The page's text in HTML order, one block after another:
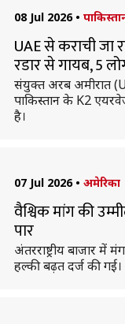
08 Jul 2026 •
UAE से कराची जा
रडार से गायब, 5
संयुक्त अरब अमीरात
पाकिस्तान के K2
है।
07 Jul 2026 • अमेरिका
वैश्विक मांग की
पार
अंतरराष्ट्रीय बाजार
हल्की बढ़त दर्ज की गई।